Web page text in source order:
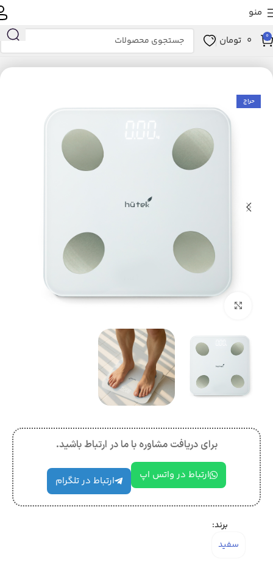
منو
0
0 تومان
خانه زیبایی و سلامت ابزار سلامت تجهیزات پزشکی
حراج
برای دریافت مشاوره با ما در ارتباط باشید.
ارتباط در واتس اپ ارتباط در تلگرام
برند:
سفید